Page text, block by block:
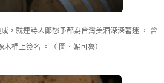
，就連詩人鄭愁予都為台灣美酒深深著迷 ， 曾
木桶上簽名 。（ 圖．妮可魯）